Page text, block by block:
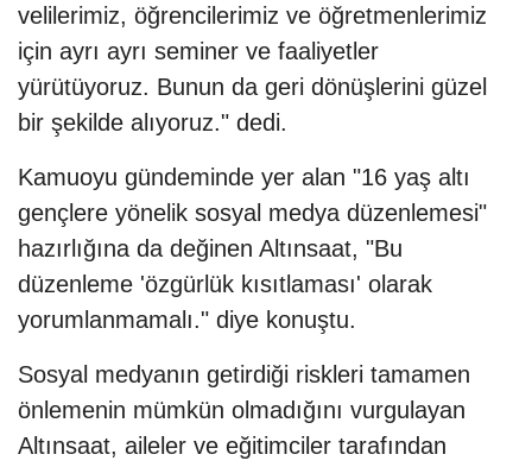
velilerimiz, öğrencilerimiz ve öğretmenlerimiz
için ayrı ayrı seminer ve faaliyetler
yürütüyoruz. Bunun da geri dönüşlerini güzel
bir şekilde alıyoruz." dedi.
Kamuoyu gündeminde yer alan "16 yaş altı
gençlere yönelik sosyal medya düzenlemesi"
hazırlığına da değinen Altınsaat, "Bu
düzenleme 'özgürlük kısıtlaması' olarak
yorumlanmamalı." diye konuştu.
Sosyal medyanın getirdiği riskleri tamamen
önlemenin mümkün olmadığını vurgulayan
Altınsaat, aileler ve eğitimciler tarafından